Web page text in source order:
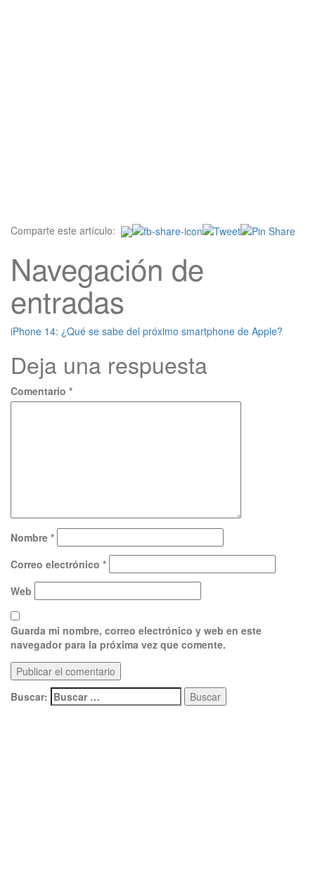
Comparte este artículo:
Navegación de
entradas
iPhone 14: ¿Qué se sabe del próximo smartphone de Apple?
Deja una respuesta
Comentario *
Nombre *
Correo electrónico *
Web
Guarda mi nombre, correo electrónico y web en este
navegador para la próxima vez que comente.
Buscar: